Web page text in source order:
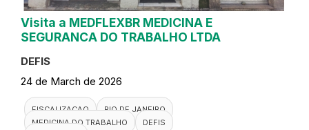
Visita a MEDFLEXBR MEDICINA E
SEGURANCA DO TRABALHO LTDA
DEFIS
24 de March de 2026
FISCALIZACAO
RIO DE JANEIRO
MEDICINA DO TRABALHO
DEFIS